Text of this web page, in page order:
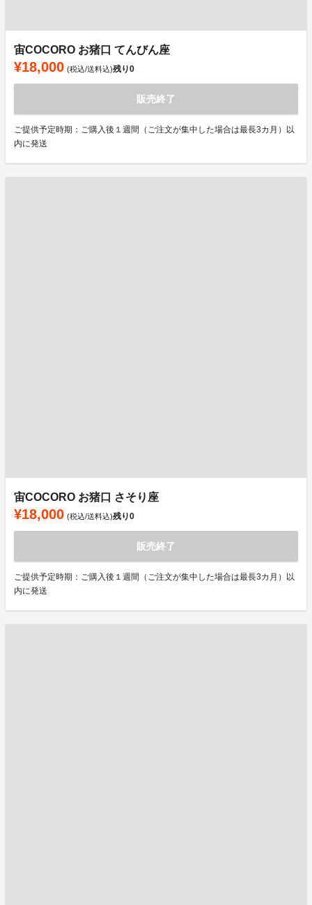
宙COCORO お猪口 てんびん座
¥18,000 (税込/送料込)残り0
販売終了
ご提供予定時期：ご購入後１週間（ご注文が集中した場合は最長3カ月）以
内に発送
宙COCORO お猪口 さそり座
¥18,000 (税込/送料込)残り0
販売終了
ご提供予定時期：ご購入後１週間（ご注文が集中した場合は最長3カ月）以
内に発送